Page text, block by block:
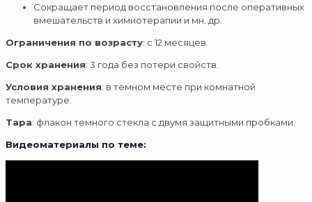
Сокращает период восстановления после оперативных
вмешательств и химиотерапии и мн. др.
Ограничения по возрасту: с 12 месяцев.
Срок хранения: 3 года без потери свойств.
Условия хранения: в темном месте при комнатной
температуре.
Тара: флакон темного стекла с двумя защитными пробками.
Видеоматериалы по теме: